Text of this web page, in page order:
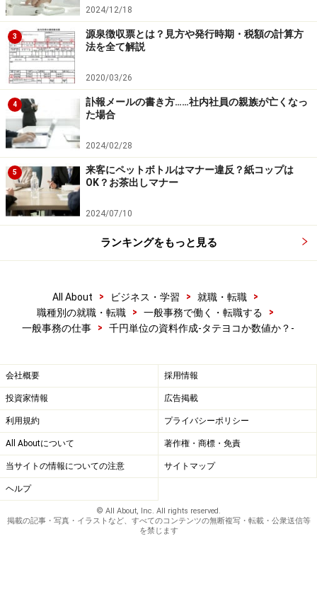
合計のやり方は?≫ SUM関数で合計一発表示！
スキルの初歩・資格/ガイド記事)
エクセルの関数って何?
(Excelの使い方/ガイド記事)
2024/12/18
3
源泉徴収票とは？見方や発行時期・税額の計算方
法を全て解説
2020/03/26
4
訃報メールの書き方……社内社員の親族が亡くなっ
た場合
2024/02/28
5
来客にペットボトルはマナー違反？紙コップは
OK？お茶出しマナー
2024/07/10
ランキングをもっと見る
All About > ビジネス・学習 > 就職・転職
>
職種別の就職・転職
> 一般事務で働く・転職する
>
一般事務の仕事
> 千円単位の資料作成-タテヨコか数値か？-
会社概要 採用情報
投資家情報 広告掲載
利用規約 プライバシーポリシー
All Aboutについて 著作権・商標・免責
当サイトの情報についての注意 サイトマップ
ヘルプ
© All About, Inc. All rights reserved.
掲載の記事・写真・イラストなど、すべてのコンテンツの無断複写・転載・公衆送信等
を禁じます